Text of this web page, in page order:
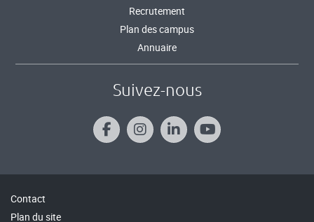
Recrutement
Plan des campus
Annuaire
Suivez-nous
Contact
Plan du site